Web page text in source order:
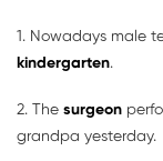
1. Nowadays male
kindergarten.
2. The surgeon
grandpa yesterday.